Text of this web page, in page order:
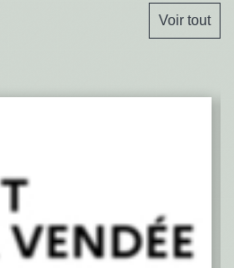
Voir tout